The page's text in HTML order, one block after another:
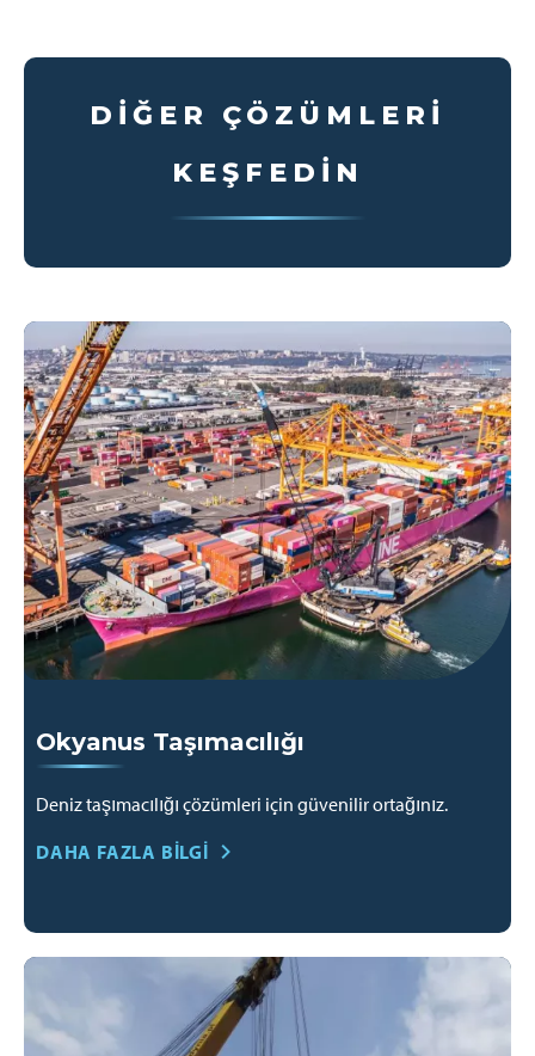
DIĞER ÇÖZÜMLERI
KEŞFEDIN
Okyanus Taşımacılığı
Deniz taşımacılığı çözümleri için güvenilir ortağınız.
DAHA FAZLA BILGI